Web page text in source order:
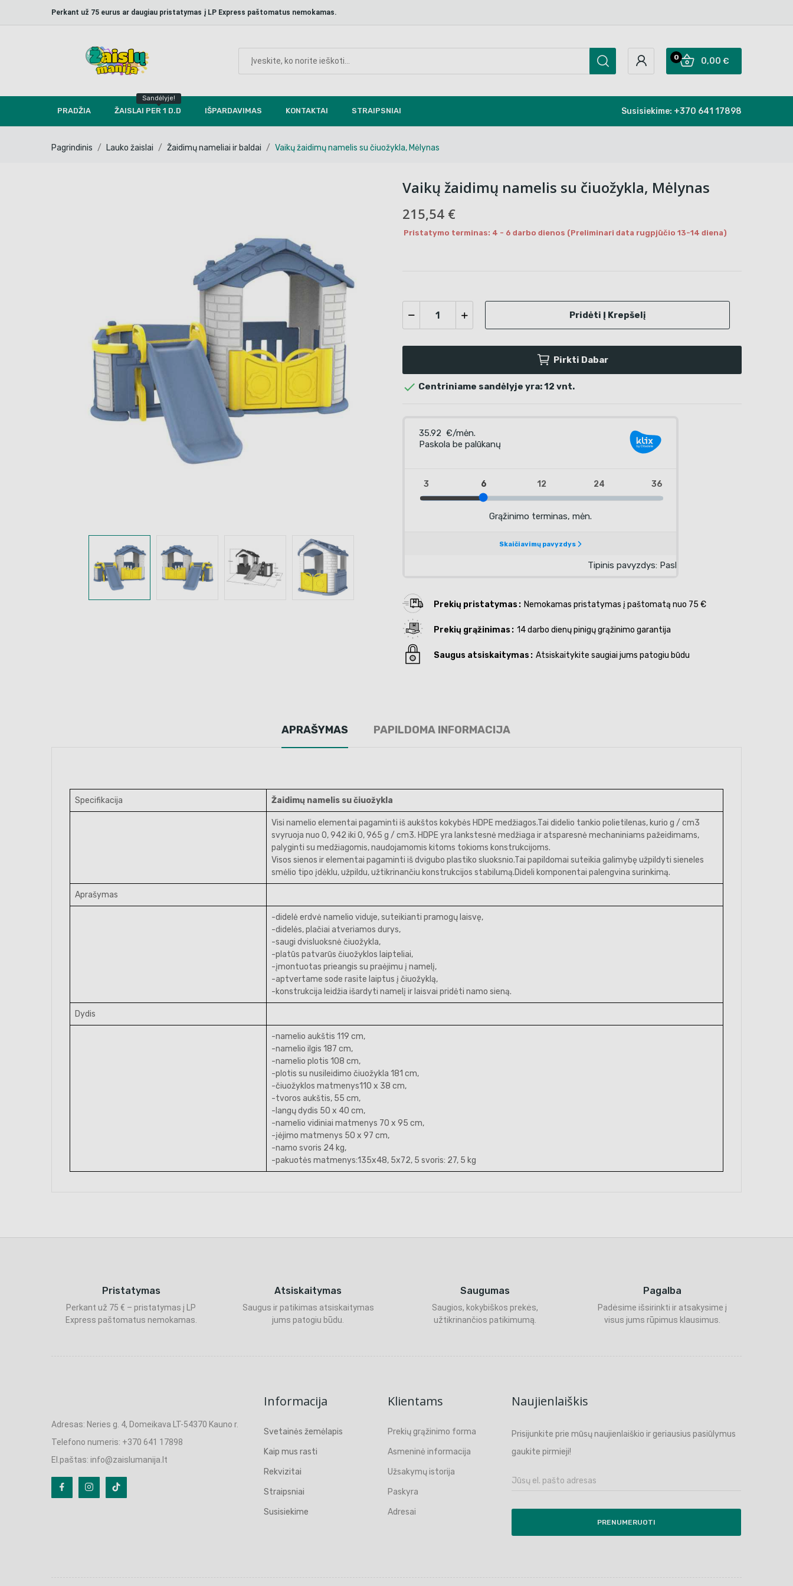
Perkant už 75 eurus ar daugiau pristatymas į LP Express paštomatus nemokamas.
0,00 €
0
PRADŽIA ŽAISLAI PER 1 D.D
Sandėlyje!
IŠPARDAVIMAS KONTAKTAI STRAIPSNIAI Susisiekime: +370 641 17898
Pagrindinis Lauko žaislai Žaidimų nameliai ir baldai Vaikų žaidimų namelis su čiuožykla, Mėlynas
Vaikų žaidimų namelis su čiuožykla, Mėlynas
215,54 €
Pristatymo terminas: 4 - 6 darbo dienos (Preliminari data rugpjūčio 13-14 diena)
Pridėti Į Krepšelį
Pirkti Dabar
 Centriniame sandėlyje yra: 12 vnt.
Prekių pristatymas Nemokamas pristatymas į paštomatą nuo 75 €
Prekių grąžinimas 14 darbo dienų pinigų grąžinimo garantija
Saugus atsiskaitymas Atsiskaitykite saugiai jums patogiu būdu
APRAŠYMAS PAPILDOMA INFORMACIJA
Specifikacija Žaidimų namelis su čiuožykla
Visi namelio elementai pagaminti iš aukštos kokybės HDPE medžiagos.Tai didelio tankio polietilenas, kurio g / cm3
svyruoja nuo 0, 942 iki 0, 965 g / cm3. HDPE yra lankstesnė medžiaga ir atsparesnė mechaniniams pažeidimams,
palyginti su medžiagomis, naudojamomis kitoms tokioms konstrukcijoms.
Visos sienos ir elementai pagaminti iš dvigubo plastiko sluoksnio.Tai papildomai suteikia galimybę užpildyti sieneles
smėlio tipo įdėklu, užpildu, užtikrinančiu konstrukcijos stabilumą.Dideli komponentai palengvina surinkimą.
Aprašymas
-didelė erdvė namelio viduje, suteikianti pramogų laisvę,
-didelės, plačiai atveriamos durys,
-saugi dvisluoksnė čiuožykla,
-platūs patvarūs čiuožyklos laipteliai,
-įmontuotas prieangis su praėjimu į namelį,
-aptvertame sode rasite laiptus į čiuožyklą,
-konstrukcija leidžia išardyti namelį ir laisvai pridėti namo sieną.
Dydis
-namelio aukštis 119 cm,
-namelio ilgis 187 cm,
-namelio plotis 108 cm,
-plotis su nusileidimo čiuožykla 181 cm,
-čiuožyklos matmenys110 x 38 cm,
-tvoros aukštis, 55 cm,
-langų dydis 50 x 40 cm,
-namelio vidiniai matmenys 70 x 95 cm,
-įėjimo matmenys 50 x 97 cm,
-namo svoris 24 kg,
-pakuotės matmenys:135x48, 5x72, 5 svoris: 27, 5 kg
Pristatymas
Perkant už 75 € – pristatymas į LP
Express paštomatus nemokamas.
Atsiskaitymas
Saugus ir patikimas atsiskaitymas
jums patogiu būdu.
Saugumas
Saugios, kokybiškos prekės,
užtikrinančios patikimumą.
Pagalba
Padėsime išsirinkti ir atsakysime į
visus jums rūpimus klausimus.
Adresas: Neries g. 4, Domeikava LT-54370 Kauno r.
Telefono numeris: +370 641 17898
El.paštas: info@zaislumanija.lt
Informacija
Svetainės žemėlapis
Kaip mus rasti
Rekvizitai
Straipsniai
Susisiekime
Klientams
Prekių grąžinimo forma
Asmeninė informacija
Užsakymų istorija
Paskyra
Adresai
Naujienlaiškis
Prisijunkite prie mūsų naujienlaiškio ir geriausius pasiūlymus
gaukite pirmieji!
PRENUMERUOTI